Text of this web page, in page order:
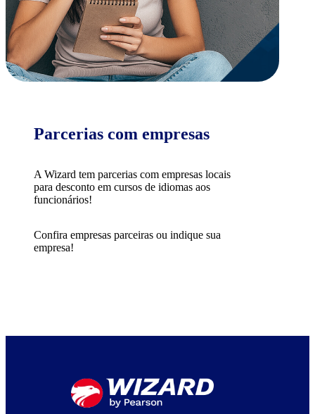
Parcerias com empresas
A Wizard tem parcerias com empresas locais
para desconto em cursos de idiomas aos
funcionários!
Confira empresas parceiras ou indique sua
empresa!